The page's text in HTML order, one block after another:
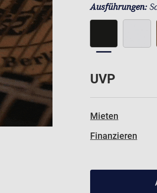
Ausführungen:
UVP
Mieten
Finanzieren